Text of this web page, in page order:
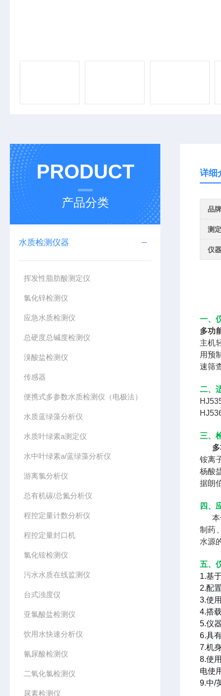
PRODUCT
产品分类
水质检测仪器
挥发性脂肪酸测定仪
氯化锌检测仪
应急水质检测仪
总硬度总碱度检测仪
溴酸盐检测仪
传感器
便携式多参数水质检测仪（电极法）
水质蓝绿藻分析仪
水质叶绿素a测定仪
水中叶绿素a/蓝绿藻分析仪
游离氯分析仪
总有机碳/总氮分析仪
程控定量计数分析仪
程控定量封口机
氯化铵检测仪
污水水质在线监测仪
台式浊度仪
亚氯酸盐检测仪
饮用水快速分析仪
氰尿酸检测仪
二氧化氯检测仪
尿素检测仪
详细
品牌
测
仪
一、
多功
主机
用预
速筛
二、
三、
铵离
杨酸
据朗
四、
本
制药
水源
五、
1.基
2.配
3.使
4.搭
5.仪
6.具
7.机
8.使
电使
9.中/